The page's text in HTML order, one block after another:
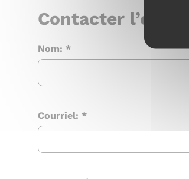
Contacter
Nom: *
Courriel: *